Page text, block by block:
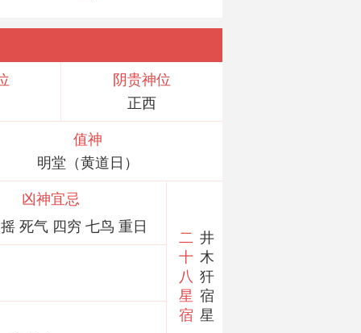
阴贵神位
正西
值神
明堂（黄道日）
凶神宜忌
死气 四穷 七鸟 重日
二
十
八
星
宿
井
木
犴
宿
星